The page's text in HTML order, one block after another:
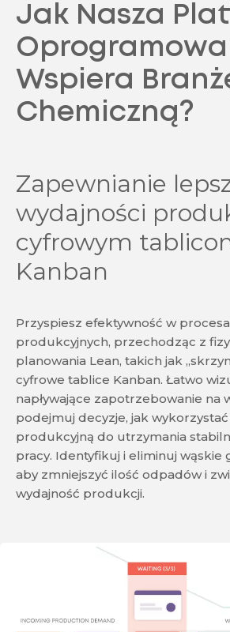
Jak Nasza
Wspiera
Chemiczną?
Zapewnianie
wydajności
cyfrowym
Kanban
Przyspiesz efektywność w
produkcyjnych, przechodząc z
planowania Lean, takich jak
cyfrowe tablice Kanban. Łatwo
napływające zapotrzebowanie na
podejmuj decyzje, jak
produkcyjną do utrzymania
pracy. Identyfikuj i eliminuj wąskie
aby zmniejszyć ilość odpadów i
wydajność produkcji.